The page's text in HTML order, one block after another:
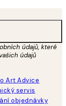
údajů, které
údajů
Art Advice
servis
objednávky